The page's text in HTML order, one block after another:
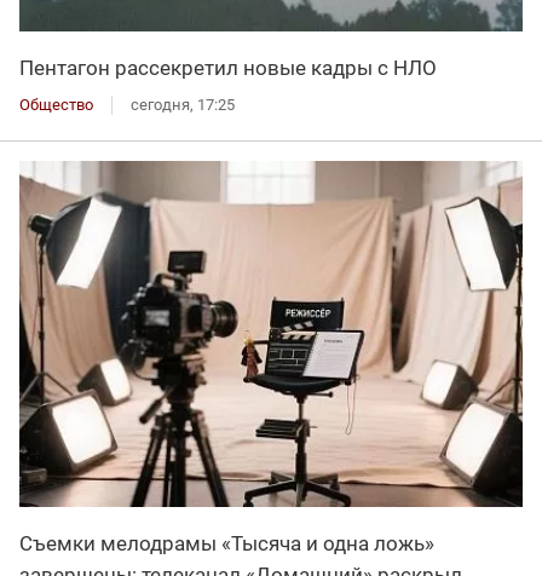
Пентагон рассекретил новые кадры с НЛО
Общество сегодня, 17:25
Съемки мелодрамы «Тысяча и одна ложь»